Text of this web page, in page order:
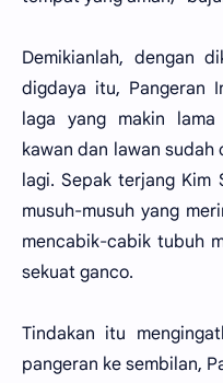
Demikianlah, dengan
digdaya itu, Pangeran
laga yang makin
kawan dan lawan
lagi. Sepak terjang Kim
musuh-musuh yang
mencabik-cabik tubuh
sekuat ganco.
Tindakan itu
pangeran ke sembilan,